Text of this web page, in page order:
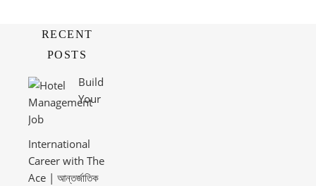
RECENT
POSTS
Build
Your
International
Career with The
Ace | আন্তর্জাতিক